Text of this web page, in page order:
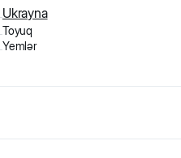
Ukrayna
Toyuq
Yemlər